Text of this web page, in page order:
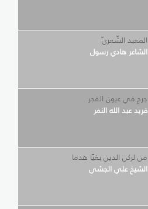
المعبد الشّعريّ
الشاعر هادي رسول
جرح في عيون الفجر
فريد عبد الله النمر
من لركن الدين بغيًا هدما
الشيخ علي الجشي